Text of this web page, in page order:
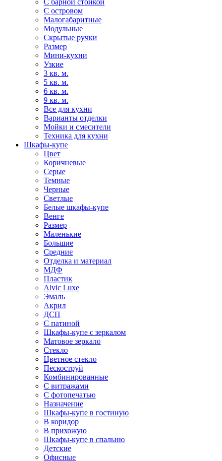
С барной стойкой
С островом
Малогабаритные
Модульные
Скрытые ручки
Размер
Мини-кухни
Узкие
3 кв. м.
5 кв. м.
6 кв. м.
9 кв. м.
Все для кухни
Варианты отделки
Мойки и смесители
Техника для кухни
Шкафы-купе
Цвет
Коричневые
Серые
Темные
Черные
Светлые
Белые шкафы-купе
Венге
Размер
Маленькие
Большие
Средние
Отделка и материал
МДФ
Пластик
Alvic Luxe
Эмаль
Акрил
ДСП
С патиной
Шкафы-купе с зеркалом
Матовое зеркало
Стекло
Цветное стекло
Пескоструй
Комбинированные
С витражами
С фотопечатью
Назначение
Шкафы-купе в гостиную
В коридор
В прихожую
Шкафы-купе в спальню
Детские
Офисные